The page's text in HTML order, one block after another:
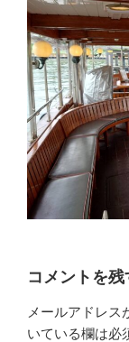
コメントを残
メールアドレス
いている欄は必